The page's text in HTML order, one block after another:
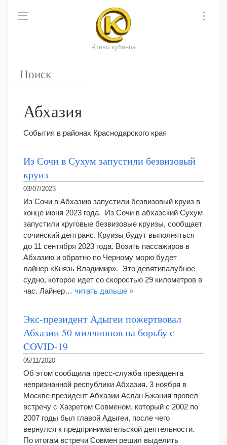
Чтиво кубанца
Абхазия
События в районах Краснодарского края
Из Сочи в Сухум запустили безвизовый
круиз
03/07/2023
Из Сочи в Абхазию запустили безвизовый круиз в
конце июня 2023 года. Из Сочи в абхазский Сухум
запустили круговые безвизовые круизы, сообщает
сочинский дептранс. Круизы будут выполняться
до 11 сентября 2023 года. Возить пассажиров в
Абхазию и обратно по Черному морю будет
лайнер «Князь Владимир». Это девятипалубное
судно, которое идет со скоростью 29 километров в
час. Лайнер… читать дальше »
Экс-президент Адыгеи пожертвовал
Абхазии 50 миллионов на борьбу с
COVID-19
05/11/2020
Об этом сообщила пресс-служба президента
непризнанной республики Абхазия. 3 ноября в
Москве президент Абхазии Аслан Бжания провел
встречу с Хазретом Совменом, который с 2002 по
2007 годы был главой Адыгеи, после чего
вернулся к предпринимательской деятельности.
По итогам встречи Совмен решил выделить